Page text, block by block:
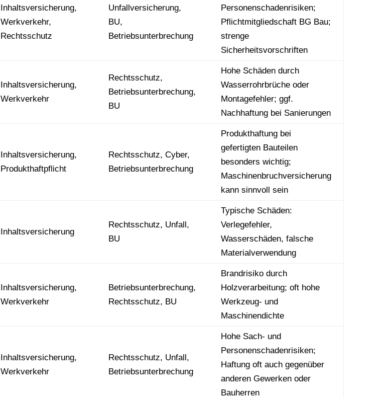
Inhaltsversicherung,
Werkverkehr,
Rechtsschutz
Unfallversicherung,
BU,
Betriebsunterbrechung
Personenschadenrisiken;
Pflichtmitgliedschaft BG Bau;
strenge
Sicherheitsvorschriften
Inhaltsversicherung,
Werkverkehr
Rechtsschutz,
Betriebsunterbrechung,
BU
Hohe Schäden durch
Wasserrohrbrüche oder
Montagefehler; ggf.
Nachhaftung bei Sanierungen
Inhaltsversicherung,
Produkthaftpflicht
Rechtsschutz, Cyber,
Betriebsunterbrechung
Produkthaftung bei
gefertigten Bauteilen
besonders wichtig;
Maschinenbruchversicherung
kann sinnvoll sein
Inhaltsversicherung
Rechtsschutz, Unfall,
BU
Typische Schäden:
Verlegefehler,
Wasserschäden, falsche
Materialverwendung
Inhaltsversicherung,
Werkverkehr
Betriebsunterbrechung,
Rechtsschutz, BU
Brandrisiko durch
Holzverarbeitung; oft hohe
Werkzeug- und
Maschinendichte
Inhaltsversicherung,
Werkverkehr
Rechtsschutz, Unfall,
Betriebsunterbrechung
Hohe Sach- und
Personenschadenrisiken;
Haftung oft auch gegenüber
anderen Gewerken oder
Bauherren